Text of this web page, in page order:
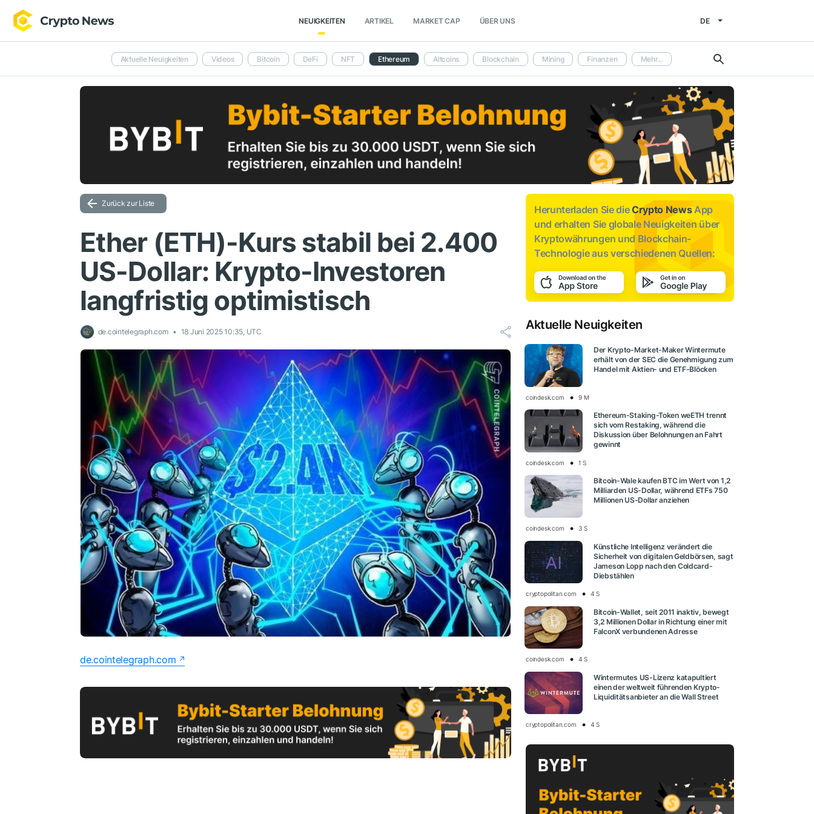
NEUIGKEITEN ARTIKEL MARKET CAP ÜBER UNS DE
Aktuelle Neuigkeiten Videos Bitcoin DeFi NFT Ethereum Altcoins Blockchain Mining Finanzen Mehr...
Zurück zur Liste
Ether (ETH)-Kurs stabil bei 2.400
US-Dollar: Krypto-Investoren
langfristig optimistisch
de.cointelegraph.com 18 Juni 2025 10:35, UTC
de.cointelegraph.com
Herunterladen Sie dieCrypto NewsApp
und erhalten Sie globale Neuigkeiten über
Kryptowährungen und Blockchain-
Technologie aus verschiedenen Quellen:
Aktuelle Neuigkeiten
Der Krypto-Market-Maker Wintermute
erhält von der SEC die Genehmigung zum
Handel mit Aktien- und ETF-Blöcken
coindesk.com 9 M
Ethereum-Staking-Token weETH trennt
sich vom Restaking, während die
Diskussion über Belohnungen an Fahrt
gewinnt
coindesk.com 1 S
Bitcoin-Wale kaufen BTC im Wert von 1,2
Milliarden US-Dollar, während ETFs 750
Millionen US-Dollar anziehen
coindesk.com 3 S
Künstliche Intelligenz verändert die
Sicherheit von digitalen Geldbörsen, sagt
Jameson Lopp nach den Coldcard-
Diebstählen
cryptopolitan.com 4 S
Bitcoin-Wallet, seit 2011 inaktiv, bewegt
3,2 Millionen Dollar in Richtung einer mit
FalconX verbundenen Adresse
coindesk.com 4 S
Wintermutes US-Lizenz katapultiert
einen der weltweit führenden Krypto-
Liquiditätsanbieter an die Wall Street
cryptopolitan.com 4 S